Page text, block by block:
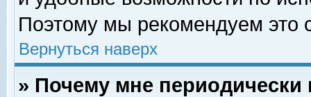
Поэтому мы рекомендуем это
Вернуться наверх
» Почему мне